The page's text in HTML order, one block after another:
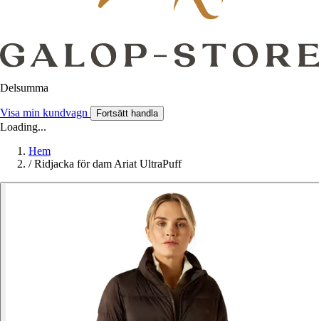
Delsumma
Visa min kundvagn Fortsätt handla
Loading...
Hem
/ Ridjacka för dam Ariat UltraPuff